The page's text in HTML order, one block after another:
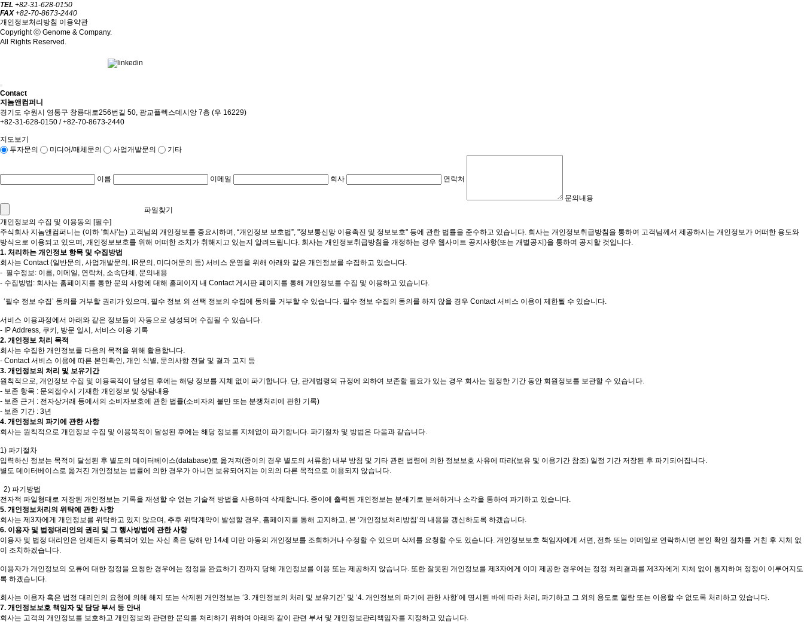
TEL +82-31-628-0150
FAX+82-70-8673-2440
개인정보처리방침 이용약관
Copyright ⓒ Genome & Company.
All Rights Reserved.
Contact
지놈앤컴퍼니
경기도 수원시 영통구 창룡대로256번길 50, 광교플렉스데시앙 7층 (우 16229)
+82-31-628-0150 / +82-70-8673-2440
지도보기
투자문의
미디어/매체문의 사업개발문의 기타
이름 이메일 회사 연락처
문의내용
파일찾기
개인정보의 수집 및 이용동의 [필수]
주식회사 지놈앤컴퍼니는 (이하 '회사'는) 고객님의 개인정보를 중요시하며, “개인정보 보호법”, "정보통신망 이용촉진 및 정보보호" 등에 관한 법률을 준수하고 있습니다. 회사는 개인정보취급방침을 통하여 고객님께서 제공하시는 개인정보가 어떠한 용도와
방식으로 이용되고 있으며, 개인정보보호를 위해 어떠한 조치가 취해지고 있는지 알려드립니다. 회사는 개인정보취급방침을 개정하는 경우 웹사이트 공지사항(또는 개별공지)을 통하여 공지할 것입니다.
1. 처리하는 개인정보 항목 및 수집방법
회사는 Contact (일반문의, 사업개발문의, IR문의, 미디어문의 등) 서비스 운영을 위해 아래와 같은 개인정보를 수집하고 있습니다.
- 필수정보: 이름, 이메일, 연락처, 소속단체, 문의내용
- 수집방법: 회사는 홈페이지를 통한 문의 사항에 대해 홈페이지 내 Contact 게시판 페이지를 통해 개인정보를 수집 및 이용하고 있습니다.
‘필수 정보 수집’ 동의를 거부할 권리가 있으며, 필수 정보 외 선택 정보의 수집에 동의를 거부할 수 있습니다. 필수 정보 수집의 동의를 하지 않을 경우 Contact 서비스 이용이 제한될 수 있습니다.
서비스 이용과정에서 아래와 같은 정보들이 자동으로 생성되어 수집될 수 있습니다.
- IP Address, 쿠키, 방문 일시, 서비스 이용 기록
2. 개인정보 처리 목적
회사는 수집한 개인정보를 다음의 목적을 위해 활용합니다.
- Contact 서비스 이용에 따른 본인확인, 개인 식별, 문의사항 전달 및 결과 고지 등
3. 개인정보의 처리 및 보유기간
원칙적으로, 개인정보 수집 및 이용목적이 달성된 후에는 해당 정보를 지체 없이 파기합니다. 단, 관계법령의 규정에 의하여 보존할 필요가 있는 경우 회사는 일정한 기간 동안 회원정보를 보관할 수 있습니다.
- 보존 항목 : 문의접수시 기재한 개인정보 및 상담내용
- 보존 근거 : 전자상거래 등에서의 소비자보호에 관한 법률(소비자의 불만 또는 분쟁처리에 관한 기록)
- 보존 기간 : 3년
4. 개인정보의 파기에 관한 사항
회사는 원칙적으로 개인정보 수집 및 이용목적이 달성된 후에는 해당 정보를 지체없이 파기합니다. 파기절차 및 방법은 다음과 같습니다.
1) 파기절차
입력하신 정보는 목적이 달성된 후 별도의 데이터베이스(database)로 옮겨져(종이의 경우 별도의 서류함) 내부 방침 및 기타 관련 법령에 의한 정보보호 사유에 따라(보유 및 이용기간 참조) 일정 기간 저장된 후 파기되어집니다.
별도 데이터베이스로 옮겨진 개인정보는 법률에 의한 경우가 아니면 보유되어지는 이외의 다른 목적으로 이용되지 않습니다.
2) 파기방법
전자적 파일형태로 저장된 개인정보는 기록을 재생할 수 없는 기술적 방법을 사용하여 삭제합니다. 종이에 출력된 개인정보는 분쇄기로 분쇄하거나 소각을 통하여 파기하고 있습니다.
5. 개인정보처리의 위탁에 관한 사항
회사는 제3자에게 개인정보를 위탁하고 있지 않으며, 추후 위탁계약이 발생할 경우, 홈페이지를 통해 고지하고, 본 ‘개인정보처리방침’의 내용을 갱신하도록 하겠습니다.
6. 이용자 및 법정대리인의 권리 및 그 행사방법에 관한 사항
이용자 및 법정 대리인은 언제든지 등록되어 있는 자신 혹은 당해 만 14세 미만 아동의 개인정보를 조회하거나 수정할 수 있으며 삭제를 요청할 수도 있습니다. 개인정보보호 책임자에게 서면, 전화 또는 이메일로 연락하시면 본인 확인 절차를 거친 후 지체 없
이 조치하겠습니다.
이용자가 개인정보의 오류에 대한 정정을 요청한 경우에는 정정을 완료하기 전까지 당해 개인정보를 이용 또는 제공하지 않습니다. 또한 잘못된 개인정보를 제3자에게 이미 제공한 경우에는 정정 처리결과를 제3자에게 지체 없이 통지하여 정정이 이루어지도
록 하겠습니다.
회사는 이용자 혹은 법정 대리인의 요청에 의해 해지 또는 삭제된 개인정보는 ‘3. 개인정보의 처리 및 보유기간’ 및 ‘4. 개인정보의 파기에 관한 사항’에 명시된 바에 따라 처리, 파기하고 그 외의 용도로 열람 또는 이용할 수 없도록 처리하고 있습니다.
7. 개인정보보호 책임자 및 담당 부서 등 안내
회사는 고객의 개인정보를 보호하고 개인정보와 관련한 문의를 처리하기 위하여 아래와 같이 관련 부서 및 개인정보관리책임자를 지정하고 있습니다.